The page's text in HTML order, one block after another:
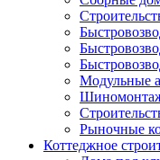
Модульные
Рыночные
Коттеджное